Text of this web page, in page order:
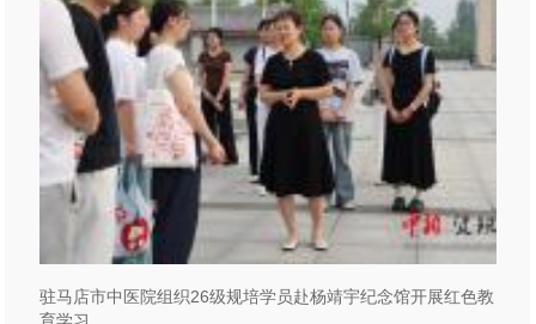
驻马店市中医院组织26级规培学员赴杨靖宇纪念馆开展红色教